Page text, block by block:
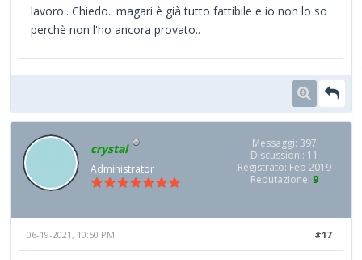
lavoro.. Chiedo.. magari è già tutto fattibile e io non lo so
perchè non l'ho ancora provato..
crystal
Administrator
Messaggi: 397
Discussioni: 11
Registrato: Feb 2019
Reputazione: 9
#17
06-19-2021, 10:50 PM